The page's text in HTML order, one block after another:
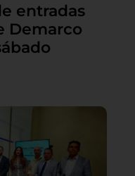
entradas
Demarco